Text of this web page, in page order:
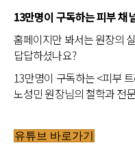
13만명이 구독하는 피부 채
홈페이지만 봐서는 원장의
답답하셨나요?
13만명이 구독하는 <피부
노성민 원장님의 철학과 전
유튜브 바로가기